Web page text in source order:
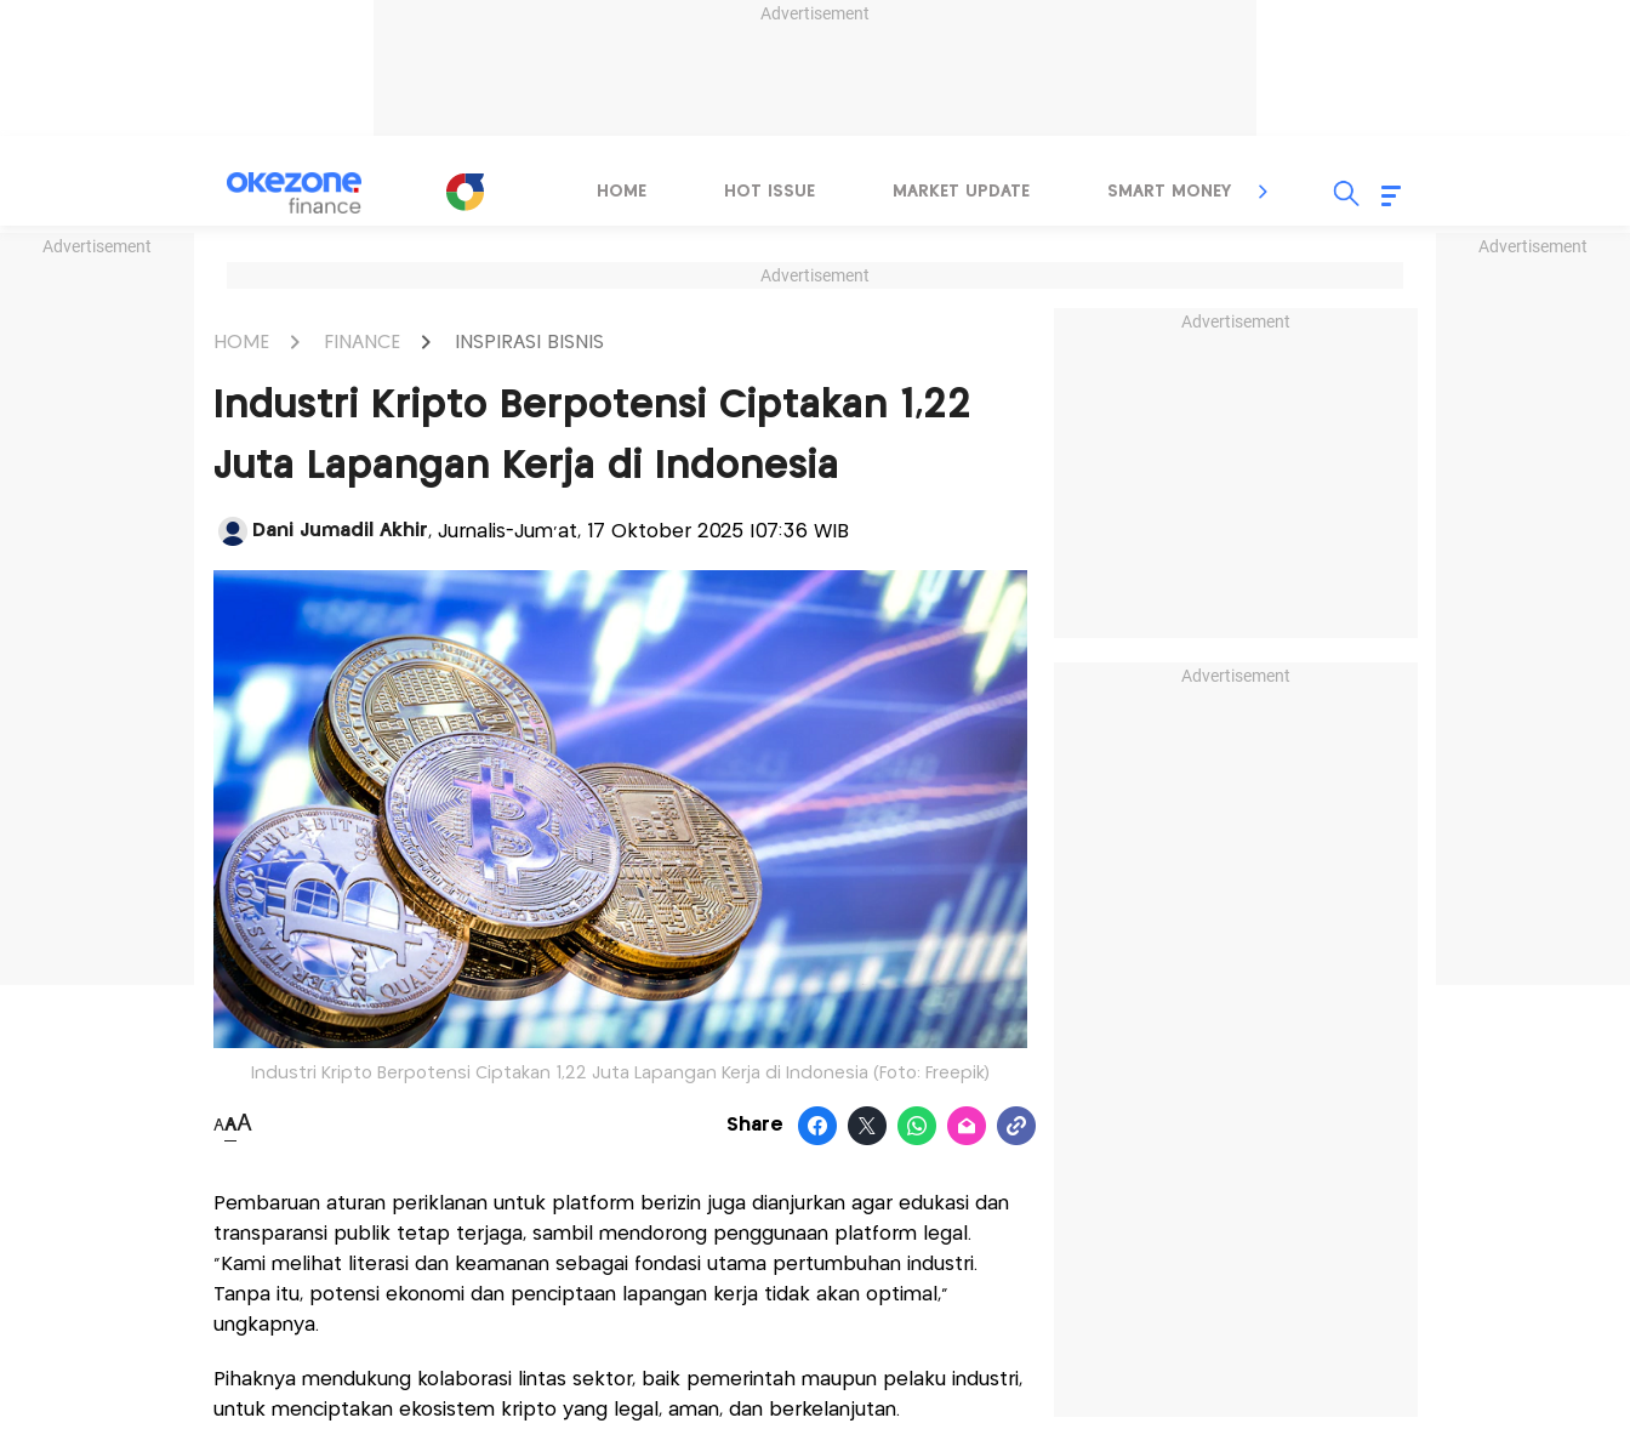
Advertisement
Advertisement Advertisement
HOME HOT ISSUE MARKET UPDATE SMART MONEY INSPIRASI BISNIS
Advertisement
HOME FINANCE INSPIRASI BISNIS
Industri Kripto Berpotensi Ciptakan 1,22
Juta Lapangan Kerja di Indonesia
Dani Jumadil Akhir, Jurnalis-Jum'at, 17 Oktober 2025 |07:36 WIB
Industri Kripto Berpotensi Ciptakan 1,22 Juta Lapangan Kerja di Indonesia (Foto: Freepik)
AAA Share
Pembaruan aturan periklanan untuk platform berizin juga dianjurkan agar edukasi dan
transparansi publik tetap terjaga, sambil mendorong penggunaan platform legal.
“Kami melihat literasi dan keamanan sebagai fondasi utama pertumbuhan industri.
Tanpa itu, potensi ekonomi dan penciptaan lapangan kerja tidak akan optimal,”
ungkapnya.
Pihaknya mendukung kolaborasi lintas sektor, baik pemerintah maupun pelaku industri,
untuk menciptakan ekosistem kripto yang legal, aman, dan berkelanjutan.
Advertisement
Advertisement